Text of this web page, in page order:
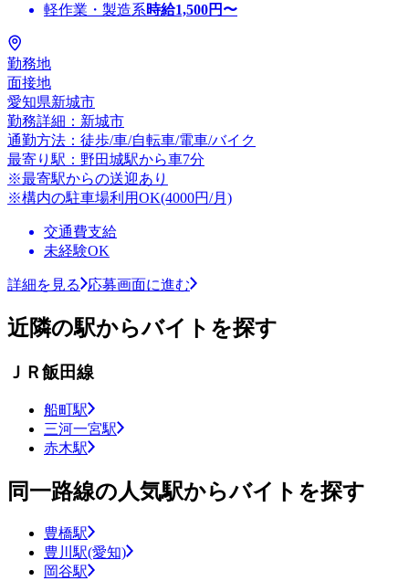
軽作業・製造系時給1,500円〜
勤務地
面接地
愛知県新城市
勤務詳細：新城市
通勤方法：徒歩/車/自転車/電車/バイク
最寄り駅：野田城駅から車7分
※最寄駅からの送迎あり
※構内の駐車場利用OK(4000円/月)
交通費支給
未経験OK
詳細を見る 応募画面に進む
近隣の駅からバイトを探す
ＪＲ飯田線
船町駅
三河一宮駅
赤木駅
同一路線の人気駅からバイトを探す
豊橋駅
豊川駅(愛知)
岡谷駅